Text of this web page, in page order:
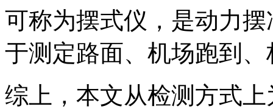
可称为摆式仪，是动力
于测定路面、机场跑到
综上，本文从检测方式